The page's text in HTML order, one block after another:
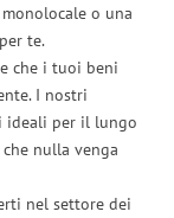
o una
te.
che i tuoi beni
I nostri
ideali per il lungo
nulla venga
nel settore dei